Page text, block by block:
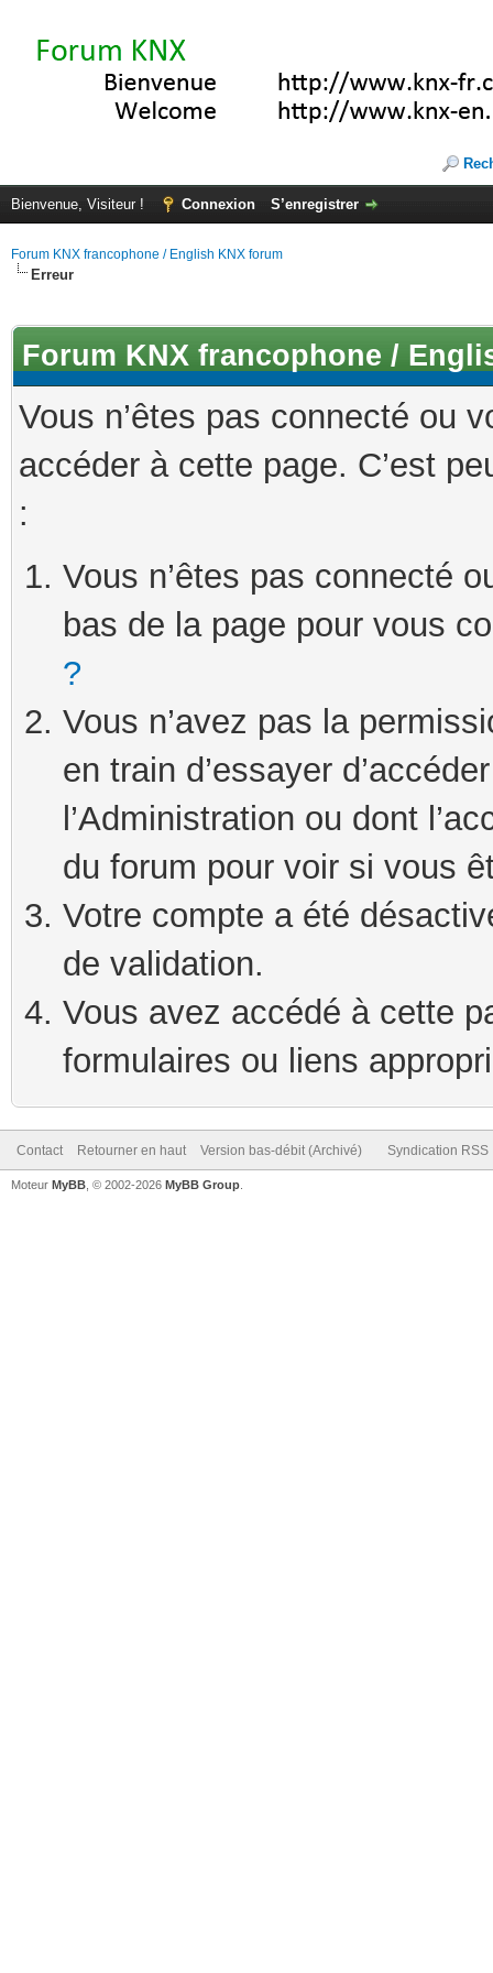
Bienvenue, Visiteur ! Connexion S’enregistrer
Forum KNX francophone / English KNX forum
Erreur
Forum KNX francophone /
Vous n’êtes pas connecté ou
accéder à cette page. C’est
:
Vous n’êtes pas connecté
bas de la page pour vous
?
Vous n’avez pas la
en train d’essayer
l’Administration ou dont
du forum pour voir si vous
Votre compte a été
de validation.
Vous avez accédé à cette
formulaires ou liens
Contact Retourner en haut Version bas-débit (Archivé) Syndication RSS
Moteur MyBB , © 2002-2026 MyBB Group